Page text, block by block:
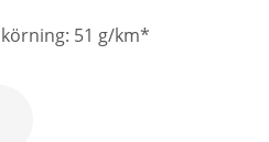
51 g/km*